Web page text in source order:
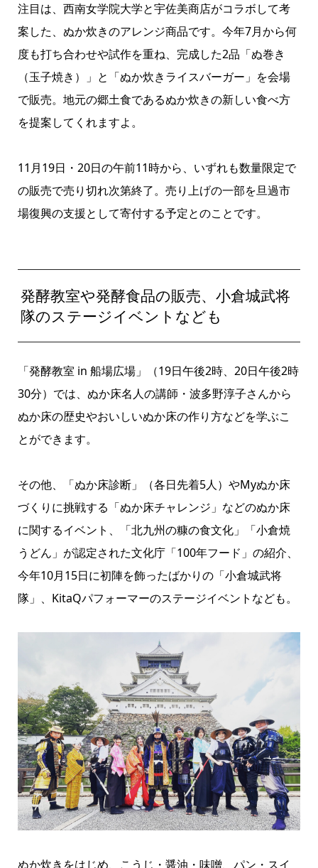
注目は、西南女学院大学と宇佐美商店がコラボして考
案した、ぬか炊きのアレンジ商品です。今年7月から何
度も打ち合わせや試作を重ね、完成した2品「ぬ巻き
（玉子焼き）」と「ぬか炊きライスバーガー」を会場
で販売。地元の郷土食であるぬか炊きの新しい食べ方
を提案してくれますよ。
11月19日・20日の午前11時から、いずれも数量限定で
の販売で売り切れ次第終了。売り上げの一部を旦過市
場復興の支援として寄付する予定とのことです。
発酵教室や発酵食品の販売、小倉城武将
隊のステージイベントなども
「発酵教室 in 船場広場」（19日午後2時、20日午後2時
30分）では、ぬか床名人の講師・波多野淳子さんから
ぬか床の歴史やおいしいぬか床の作り方などを学ぶこ
とができます。
その他、「ぬか床診断」（各日先着5人）やMyぬか床
づくりに挑戦する「ぬか床チャレンジ」などのぬか床
に関するイベント、「北九州の糠の食文化」「小倉焼
うどん」が認定された文化庁「100年フード」の紹介、
今年10月15日に初陣を飾ったばかりの「小倉城武将
隊」、KitaQパフォーマーのステージイベントなども。
ぬか炊きをはじめ、こうじ・醤油・味噌、パン・スイ